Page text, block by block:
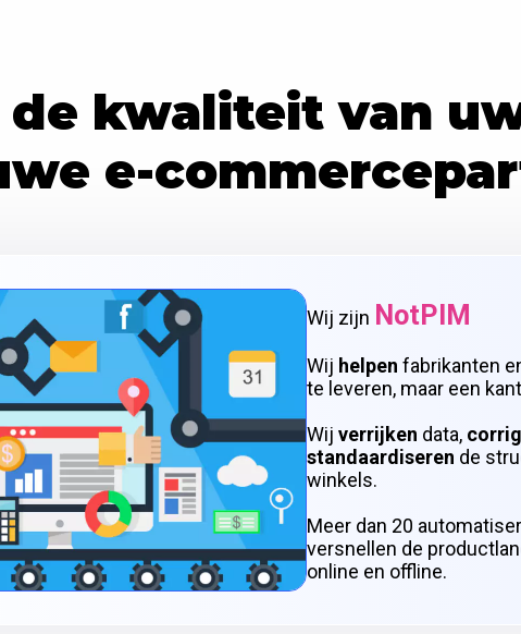
de kwaliteit van
e-
Wij zijn NotPIM
Wij helpen fabrikanten
te leveren, maar een
Wij verrijken data,
standaardiseren de
winkels.
Meer dan 20
versnellen de
online en offline.